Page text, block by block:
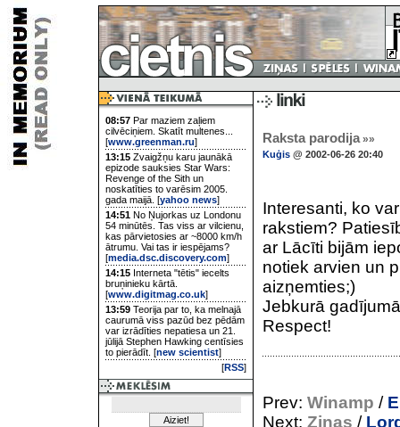
08:57 Par maziem zaļiem
cilvēciņiem. Skatīt multenes...
[www.greenman.ru]
13:15 Zvaigžņu karu jaunākā
epizode sauksies Star Wars:
Revenge of the Sith un
noskatīties to varēsim 2005.
gada maijā. [yahoo news]
14:51 No Ņujorkas uz Londonu
54 minūtēs. Tas viss ar vilcienu,
kas pārvietosies ar ~8000 km/h
ātrumu. Vai tas ir iespējams?
[media.dsc.discovery.com]
14:15 Interneta "tētis" iecelts
bruņinieku kārtā.
[www.digitmag.co.uk]
13:59 Teorija par to, ka melnajā
caurumā viss pazūd bez pēdām
var izrādīties nepatiesa un 21.
jūlijā Stephen Hawking centīsies
to pierādīt. [new scientist]
[RSS]
Raksta parodija»»
Kuģis @ 2002-06-26 20:40
Interesanti, ko
rakstiem?
ar Lācīti bijām
notiek arvien un
aizņemties;)
Jebkurā
Respect!
Prev: Winamp /
Next: Ziņas /